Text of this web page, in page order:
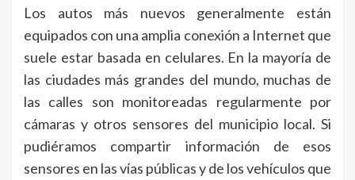
Los autos más nuevos generalmente están
equipados con una amplia conexión a Internet que
suele estar basada en celulares. En la mayoría de
las ciudades más grandes del mundo, muchas de
las calles son monitoreadas regularmente por
cámaras y otros sensores del municipio local. Si
pudiéramos compartir información de esos
sensores en las vías públicas y de los vehículos que